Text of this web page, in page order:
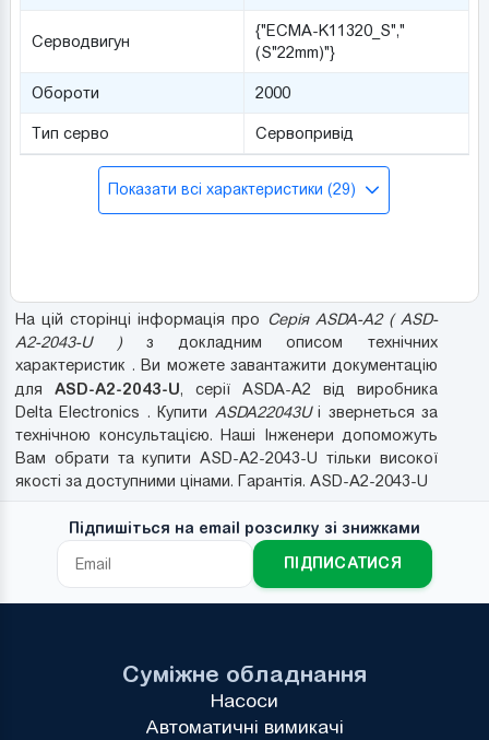
Серводвигун
{"ECMA-K11320_S","
(S"22mm)"}
Обороти 2000
Тип серво Сервопривід
Показати всі характеристики (29)
На цій сторінці інформація про Серія ASDA-A2 ( ASD-
A2-2043-U )з докладним описом технічних
характеристик . Ви можете завантажити документацію
для ASD-A2-2043-U, серії ASDA-A2 від виробника
Delta Electronics . Купити ASDA22043Uі звернеться за
технічною консультацією. Наші Інженери допоможуть
Вам обрати та купити ASD-A2-2043-U тільки високої
якості за доступними цінами. Гарантія. ASD-A2-2043-U
Підпишіться на email розсилку зі знижками
ПІДПИСАТИСЯ
Суміжне обладнання
Насоси
Автоматичні вимикачі